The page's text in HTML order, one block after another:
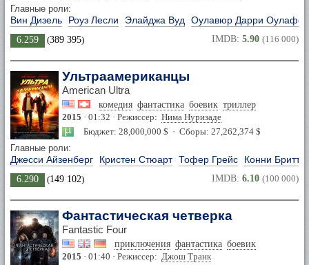
Главные роли:
Вин Дизель Роуз Лесли Элайджа Вуд Оулавюр Дарри
6.259 (389 395) IMDB: 5.90 (116 000)
Ультраамериканцы
American Ultra
комедия фантастика боевик триллер
2015 · 01:32 · Режиссер: Нима Нуризаде
Бюджет: 28,000,000 $ · Сборы: 27,262,374 $
Главные роли:
Джесси Айзенберг Кристен Стюарт Тофер Грейс Конни
6.290 (149 102) IMDB: 6.10 (100 000)
Фантастическая четверка
Fantastic Four
приключения фантастика боевик
2015 · 01:40 · Режиссер: Джош Транк